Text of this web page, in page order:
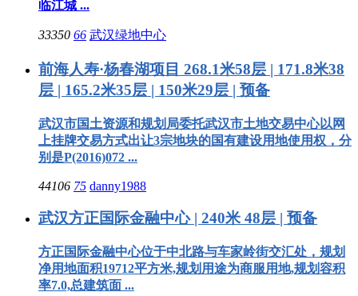
临江城 ...
33350 66 武汉绿地中心
前海人寿·杨春湖项目 268.1米58层 | 171.8米38
层 | 165.2米35层 | 150米29层 | 预备
武汉市国土资源和规划局委托武汉市土地交易中心以网
上挂牌交易方式出让3宗地块的国有建设用地使用权，分
别是P(2016)072 ...
44106 75 danny1988
武汉方正国际金融中心 | 240米 48层 | 预备
方正国际金融中心位于中北路与车家岭街交汇处，规划
净用地面积19712平方米,规划用途为商服用地,规划容积
率7.0,总建筑面 ...